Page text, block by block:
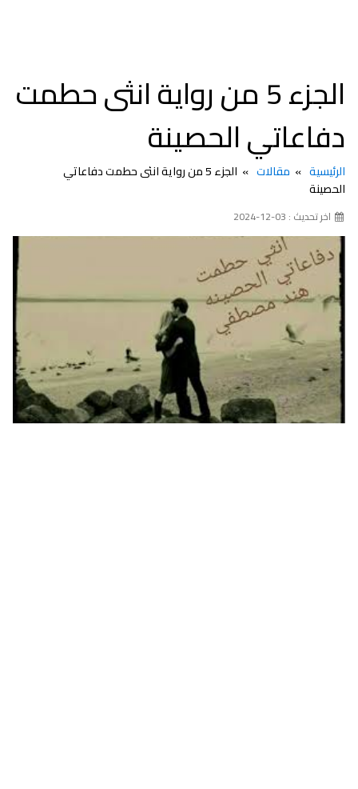
الجزء 5 من رواية انثى حطمت
دفاعاتي الحصينة
الرئيسية مقالات
الجزء 5 من رواية انثى حطمت دفاعاتي
الحصينة
اخر تحديث : 03-12-2024